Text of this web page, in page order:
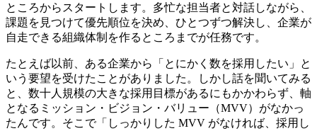
ところからスタートします。多忙な担当者と対話しながら、
課題を見つけて優先順位を決め、ひとつずつ解決し、企業が
自走できる組織体制を作るところまでが任務です。
たとえば以前、ある企業から「とにかく数を採用したい」と
いう要望を受けたことがありました。しかし話を聞いてみる
と、数十人規模の大きな採用目標があるにもかかわらず、軸
となるミッション・ビジョン・バリュー（MVV）がなかっ
たんです。そこで「しっかりした MVV がなければ、採用し